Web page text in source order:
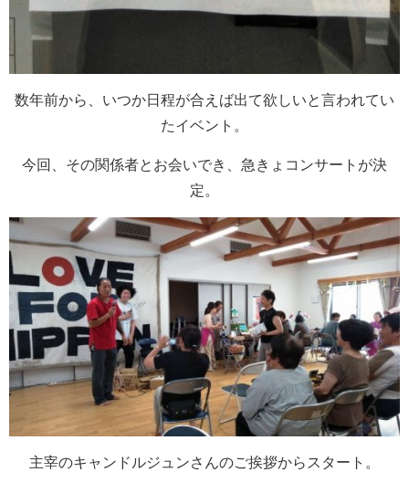
数年前から、いつか日程が合えば出て欲しいと言われてい
たイベント。
今回、その関係者とお会いでき、急きょコンサートが決
定。
主宰のキャンドルジュンさんのご挨拶からスタート。